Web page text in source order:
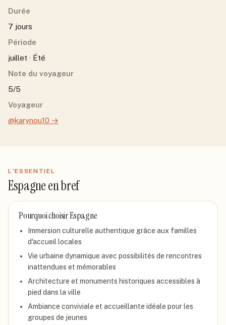
Durée
7 jours
Période
juillet · Été
Note du voyageur
5/5
Voyageur
@karynou10 →
L'ESSENTIEL
Espagneen bref
Pourquoi choisirEspagne
Immersion culturelle authentique grâce aux familles
d'accueil locales
Vie urbaine dynamique avec possibilités de rencontres
inattendues et mémorables
Architecture et monuments historiques accessibles à
pied dans la ville
Ambiance conviviale et accueillante idéale pour les
groupes de jeunes